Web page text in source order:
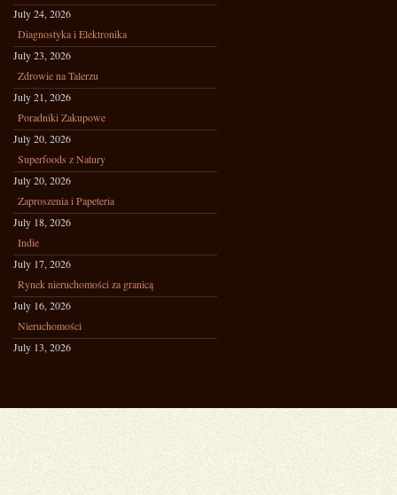
July 24, 2026
Diagnostyka i Elektronika
July 23, 2026
Zdrowie na Talerzu
July 21, 2026
Poradniki Zakupowe
July 20, 2026
Superfoods z Natury
July 20, 2026
Zaproszenia i Papeteria
July 18, 2026
Indie
July 17, 2026
Rynek nieruchomości za granicą
July 16, 2026
Nieruchomości
July 13, 2026